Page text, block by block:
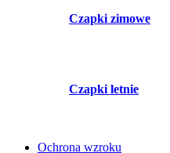
Czapki zimowe
Czapki letnie
Ochrona wzroku